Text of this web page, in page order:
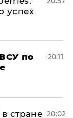
успех
по
20:11
стране 20:02